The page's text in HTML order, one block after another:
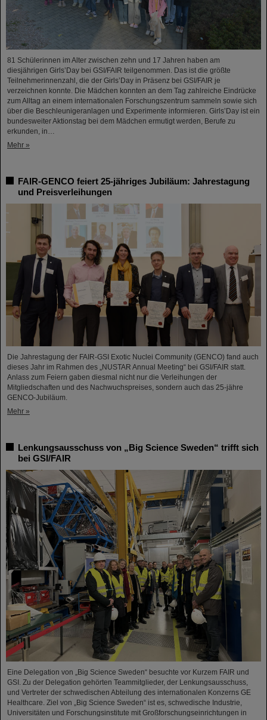
81 Schülerinnen im Alter zwischen zehn und 17 Jahren haben am
diesjährigen Girls’Day bei GSI/FAIR teilgenommen. Das ist die größte
Teilnehmerinnenzahl, die der Girls’Day in Präsenz bei GSI/FAIR je
verzeichnen konnte. Die Mädchen konnten an dem Tag zahlreiche Eindrücke
zum Alltag an einem internationalen Forschungszentrum sammeln sowie sich
über die Beschleunigeranlagen und Experimente informieren. Girls’Day ist ein
bundesweiter Aktionstag bei dem Mädchen ermutigt werden, Berufe zu
erkunden, in…
Mehr »
FAIR-GENCO feiert 25-jähriges Jubiläum: Jahrestagung
und Preisverleihungen
Die Jahrestagung der FAIR-GSI Exotic Nuclei Community (GENCO) fand auch
dieses Jahr im Rahmen des „NUSTAR Annual Meeting“ bei GSI/FAIR statt.
Anlass zum Feiern gaben diesmal nicht nur die Verleihungen der
Mitgliedschaften und des Nachwuchspreises, sondern auch das 25-jähre
GENCO-Jubiläum.
Mehr »
Lenkungsausschuss von „Big Science Sweden“ trifft sich
bei GSI/FAIR
Eine Delegation von „Big Science Sweden“ besuchte vor Kurzem FAIR und
GSI. Zu der Delegation gehörten Teammitglieder, der Lenkungsausschuss,
und Vertreter der schwedischen Abteilung des internationalen Konzerns GE
Healthcare. Ziel von „Big Science Sweden“ ist es, schwedische Industrie,
Universitäten und Forschungsinstitute mit Großforschungseinrichtungen in